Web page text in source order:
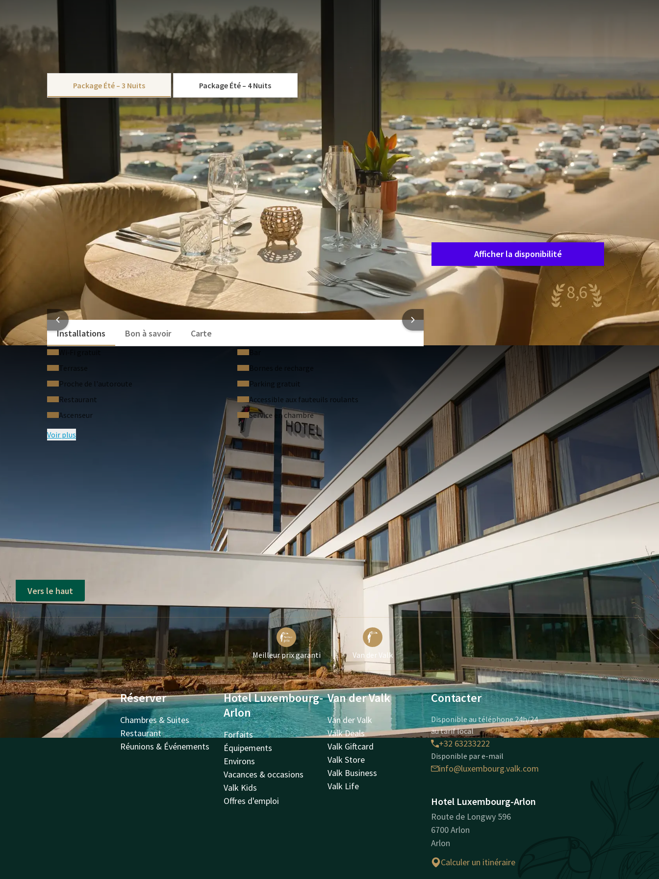
Profitez pleinement des beaux jours avec notre nouveau Package Été au Van der Valk Hotel Luxembourg-Arlon.
Offrez-vous une parenthèse de détente avec un séjour de 3 ou 4 nuits dans l’une de nos chambres confortables,
incluant chaque matin un généreux buffet petit-déjeuner ainsi qu’un accès à notre espace spa. Pofitez d'un menu
Prenez le temps de ralentir, de vous relaxer au bord de la piscine, de profiter du sauna et de découvrir les environs
entre Belgique, Luxembourg et France. Que ce soit pour une escapade en couple ou quelques jours de repos bien
mérités, notre Package Été est l’occasion idéale de savourer la saison en toute sérénité.
CHOISIR VOTRE FORFAIT
Package Été – 3 Nuits Package Été – 4 Nuits
Ce paquet comprend:
3x nuitées dans l’une de nos chambres confortables
Petit-déjeuner copieux compris
1x dîner 3 services le soir de l’arrivée
Parking gratuit
WiFi gratuit
Disposition de la chambre
1 chambre, 2 personnes
Forfait
Package Été – 3 Nuits
Durée du séjour
Choisissez des dates
Afficher la disponibilité
8,6
Fantastique
783 reviews
INFORMATIONS SUR L'HÔTEL
Installations
Bon à savoir Carte
Terrasse
Proche de l'autoroute
Parking gratuit
Restaurant
Accessible aux fauteuils roulants
Ascenseur
Service en chambre
Voir plus
QUESTIONS FRÉQUEMMENT POSÉES
Toute réservation doit être garantie par une carte de crédit.
Le créneau de votre choix pour accéder à l'espace wellness doit être réservé à l'avance par
info@luxembourg.valk.com
Vers le haut
Meilleur prix garanti Van der Valk
Réserver
Chambres & Suites
Restaurant
Réunions & Événements
Hotel Luxembourg-
Arlon
Forfaits
Équipements
Environs
Vacances & occasions
Valk Kids
Offres d'emploi
Van der Valk
Van der Valk
Valk Deals
Valk Giftcard
Valk Store
Valk Business
Valk Life
Contacter
Disponible au téléphone 24h/24
au tarif local
+32 63233222
Disponible par e-mail
info@luxembourg.valk.com
Hotel Luxembourg-Arlon
Route de Longwy 596
6700 Arlon
Arlon
Calculer un itinéraire